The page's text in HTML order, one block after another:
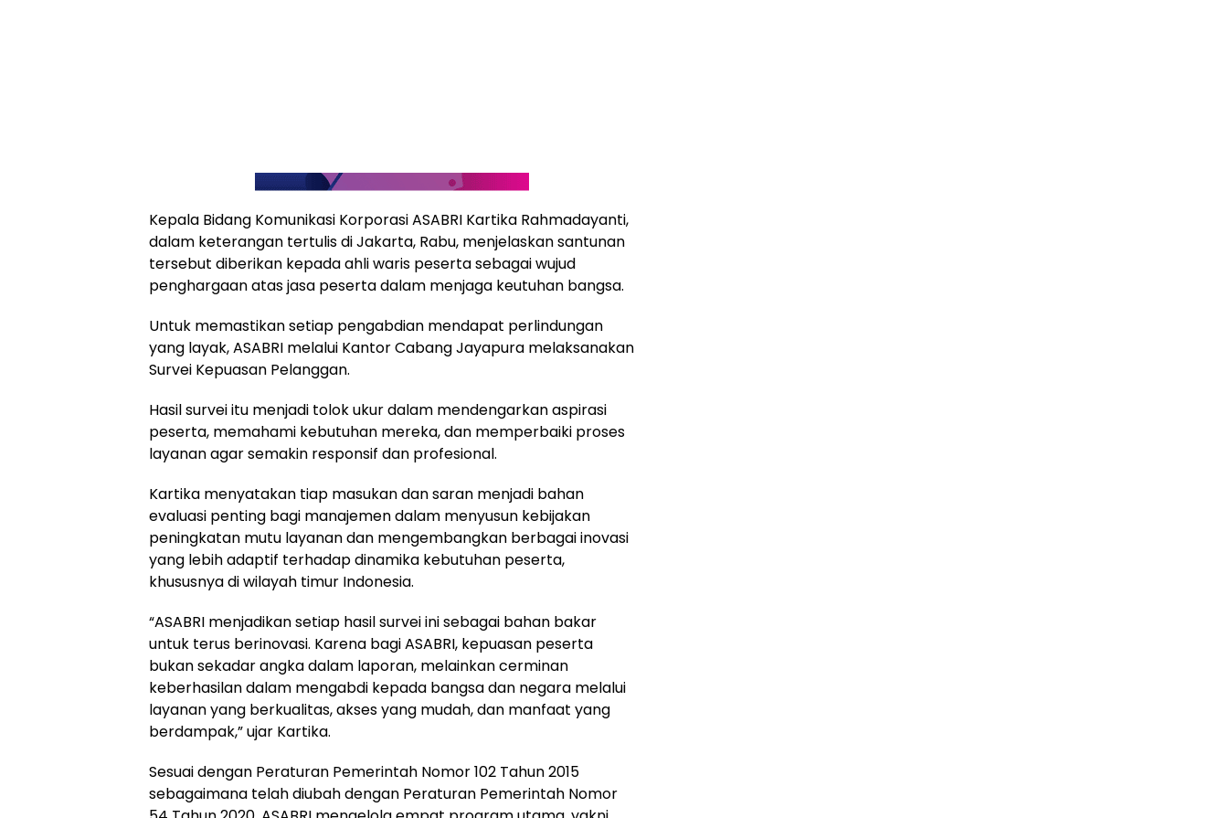
Kepala Bidang Komunikasi Korporasi ASABRI Kartika Rahmadayanti,
dalam keterangan tertulis di Jakarta, Rabu, menjelaskan santunan
tersebut diberikan kepada ahli waris peserta sebagai wujud
penghargaan atas jasa peserta dalam menjaga keutuhan bangsa.
Untuk memastikan setiap pengabdian mendapat perlindungan
yang layak, ASABRI melalui Kantor Cabang Jayapura melaksanakan
Survei Kepuasan Pelanggan.
Hasil survei itu menjadi tolok ukur dalam mendengarkan aspirasi
peserta, memahami kebutuhan mereka, dan memperbaiki proses
layanan agar semakin responsif dan profesional.
Kartika menyatakan tiap masukan dan saran menjadi bahan
evaluasi penting bagi manajemen dalam menyusun kebijakan
peningkatan mutu layanan dan mengembangkan berbagai inovasi
yang lebih adaptif terhadap dinamika kebutuhan peserta,
khususnya di wilayah timur Indonesia.
“ASABRI menjadikan setiap hasil survei ini sebagai bahan bakar
untuk terus berinovasi. Karena bagi ASABRI, kepuasan peserta
bukan sekadar angka dalam laporan, melainkan cerminan
keberhasilan dalam mengabdi kepada bangsa dan negara melalui
layanan yang berkualitas, akses yang mudah, dan manfaat yang
berdampak,” ujar Kartika.
Sesuai dengan Peraturan Pemerintah Nomor 102 Tahun 2015
sebagaimana telah diubah dengan Peraturan Pemerintah Nomor